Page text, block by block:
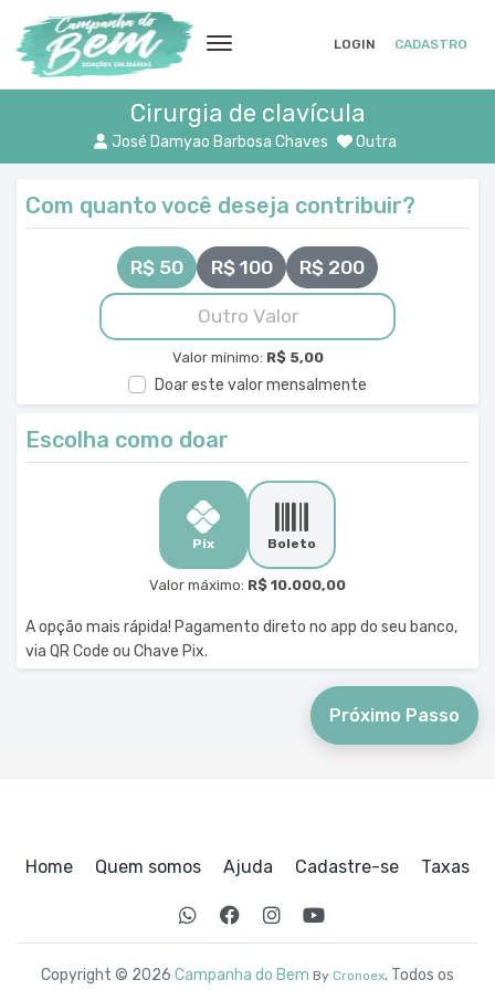
LOGIN CADASTRO
Cirurgia de clavícula
José Damyao Barbosa Chaves Outra
Com quanto você deseja contribuir?
R$ 50 R$ 100 R$ 200
Valor mínimo: R$ 5,00
Doar este valor mensalmente
Escolha como doar
Pix Boleto
Valor máximo: R$ 10.000,00
A opção mais rápida! Pagamento direto no app do seu banco,
via QR Code ou Chave Pix.
Próximo Passo
Home Quem somos Ajuda Cadastre-se Taxas
Copyright © 2026 Campanha do Bem By Cronoex. Todos os